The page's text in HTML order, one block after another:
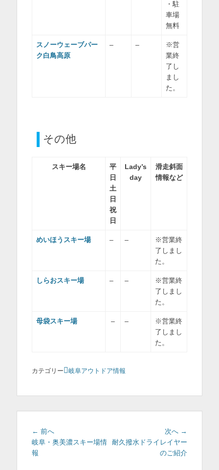
・駐
車場
無料
スノーウェーブパー
ク白鳥高原
– –
※営
業終
了し
まし
た。
その他
スキー場名
平
日
土
日
祝
日
Lady’s
day
滑走斜面
情報など
めいほうスキー場 – –
※営業終
了しまし
た。
しらおスキー場 – –
※営業終
了しまし
た。
母袋スキー場 – –
※営業終
了しまし
た。
カテゴリー 岐阜アウトドア情報
投
稿
← 前へ
去
岐阜・奥美濃スキー場情
報
次へ →
耐久撥水ドライレイヤー
のご紹介